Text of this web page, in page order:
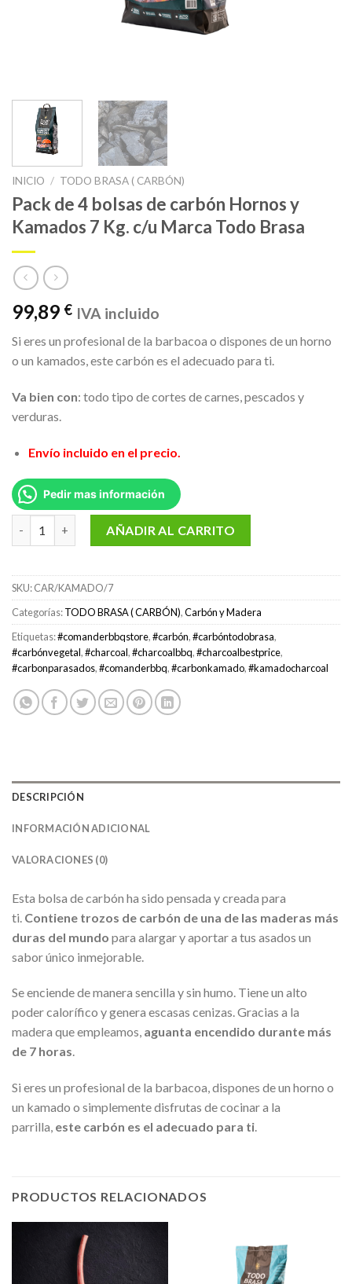
INICIO / TODO BRASA ( CARBÓN)
Pack de 4 bolsas de carbón Hornos y
Kamados 7 Kg. c/u Marca Todo Brasa
99,89 € IVA incluido
Si eres un profesional de la barbacoa o dispones de un horno
o un kamados, este carbón es el adecuado para ti.
Va bien con: todo tipo de cortes de carnes, pescados y
verduras.
Envío incluido en el precio.
Pedir mas información
Pack de 4 bolsas de carbón Hornos y Kamados 7 Kg. c/u Marca
AÑADIR AL CARRITO
SKU:CAR/KAMADO/7
Categorías:TODO BRASA ( CARBÓN),Carbón y Madera
Etiquetas:#comanderbbqstore,#carbón,#carbóntodobrasa,
#carbónvegetal,#charcoal,#charcoalbbq,#charcoalbestprice,
#carbonparasados,#comanderbbq,#carbonkamado,#kamadocharcoal
DESCRIPCIÓN
INFORMACIÓN ADICIONAL
VALORACIONES (0)
Esta bolsa de carbón ha sido pensada y creada para
ti. Contiene trozos de carbón de una de las maderas más
duras del mundo para alargar y aportar a tus asados un
sabor único inmejorable.
Se enciende de manera sencilla y sin humo. Tiene un alto
poder calorífico y genera escasas cenizas. Gracias a la
madera que empleamos, aguanta encendido durante más
de 7 horas.
Si eres un profesional de la barbacoa, dispones de un horno o
un kamado o simplemente disfrutas de cocinar a la
parrilla, este carbón es el adecuado para ti.
PRODUCTOS RELACIONADOS